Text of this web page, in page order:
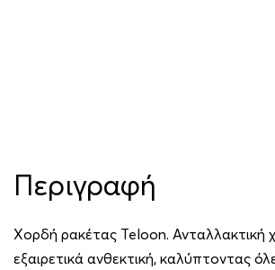
Περιγραφή
Χορδή ρακέτας Teloon. Ανταλλακτική
εξαιρετικά ανθεκτική, καλύπτοντας